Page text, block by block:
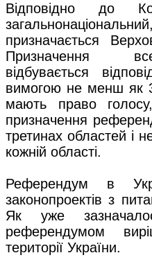
Відповідно до
призначається
Призначення
відбувається
вимогою не менш як 3
мають право
призначення
третинах областей і
кожній області.
Референдум в
законопроектів з
Як уже
референдумом
території України.